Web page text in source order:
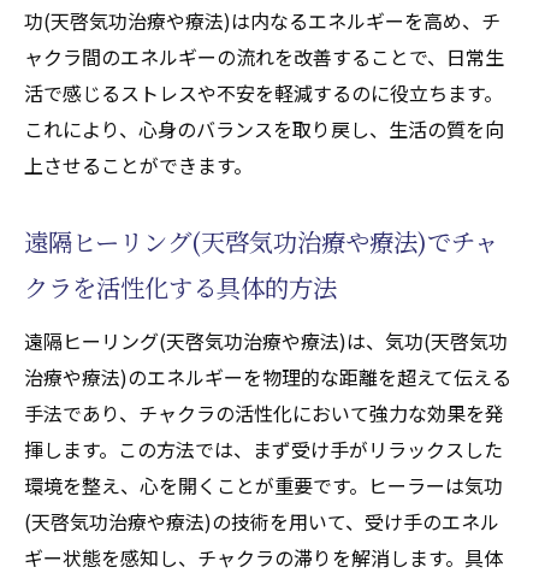
功(天啓気功治療や療法)は内なるエネルギーを高め、チ
ャクラ間のエネルギーの流れを改善することで、日常生
活で感じるストレスや不安を軽減するのに役立ちます。
これにより、心身のバランスを取り戻し、生活の質を向
上させることができます。
遠隔ヒーリング(天啓気功治療や療法)でチャ
クラを活性化する具体的方法
遠隔ヒーリング(天啓気功治療や療法)は、気功(天啓気功
治療や療法)のエネルギーを物理的な距離を超えて伝える
手法であり、チャクラの活性化において強力な効果を発
揮します。この方法では、まず受け手がリラックスした
環境を整え、心を開くことが重要です。ヒーラーは気功
(天啓気功治療や療法)の技術を用いて、受け手のエネル
ギー状態を感知し、チャクラの滞りを解消します。具体